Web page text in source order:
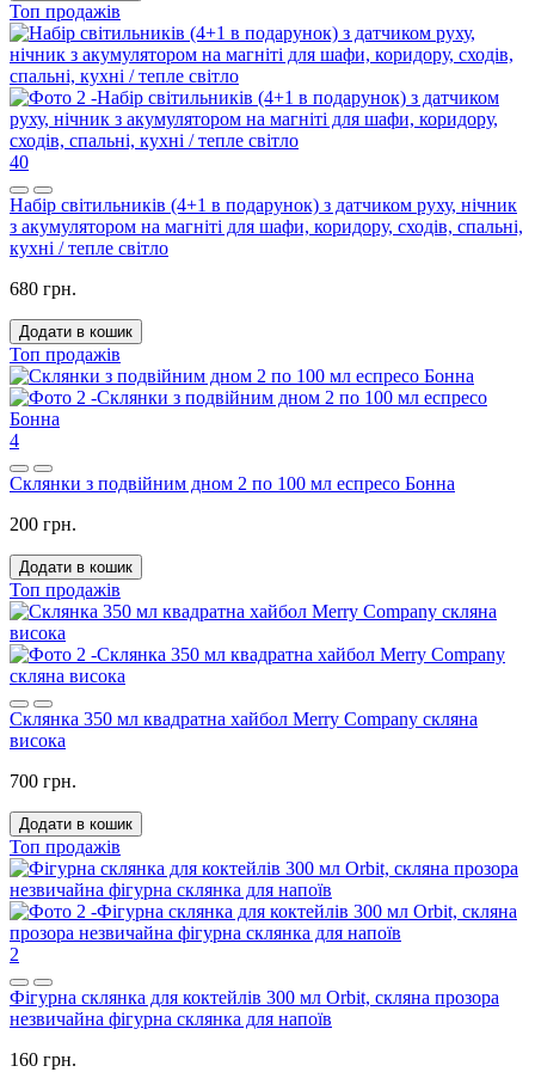
Топ продажів
40
Набір світильників (4+1 в подарунок) з датчиком руху, нічник
з акумулятором на магніті для шафи, коридору, сходів, спальні,
кухні / тепле світло
680 грн.
Додати в кошик
Топ продажів
4
Склянки з подвійним дном 2 по 100 мл еспресо Бонна
200 грн.
Додати в кошик
Топ продажів
Склянка 350 мл квадратна хайбол Merry Company скляна
висока
700 грн.
Додати в кошик
Топ продажів
2
Фігурна склянка для коктейлів 300 мл Orbit, скляна прозора
незвичайна фігурна склянка для напоїв
160 грн.